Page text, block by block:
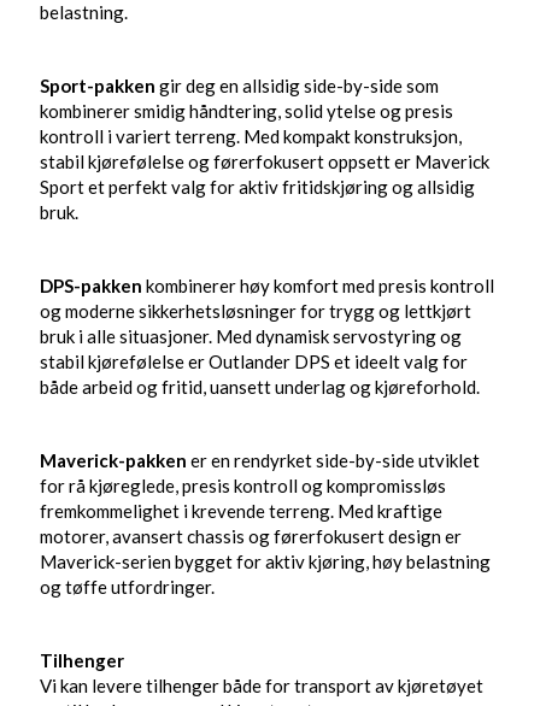
belastning.
Sport-pakken gir deg en allsidig side-by-side som
kombinerer smidig håndtering, solid ytelse og presis
kontroll i variert terreng. Med kompakt konstruksjon,
stabil kjørefølelse og førerfokusert oppsett er Maverick
Sport et perfekt valg for aktiv fritidskjøring og allsidig
bruk.
DPS-pakken kombinerer høy komfort med presis kontroll
og moderne sikkerhetsløsninger for trygg og lettkjørt
bruk i alle situasjoner. Med dynamisk servostyring og
stabil kjørefølelse er Outlander DPS et ideelt valg for
både arbeid og fritid, uansett underlag og kjøreforhold.
Maverick-pakken er en rendyrket side-by-side utviklet
for rå kjøreglede, presis kontroll og kompromissløs
fremkommelighet i krevende terreng. Med kraftige
motorer, avansert chassis og førerfokusert design er
Maverick-serien bygget for aktiv kjøring, høy belastning
og tøffe utfordringer.
Tilhenger
Vi kan levere tilhenger både for transport av kjøretøyet